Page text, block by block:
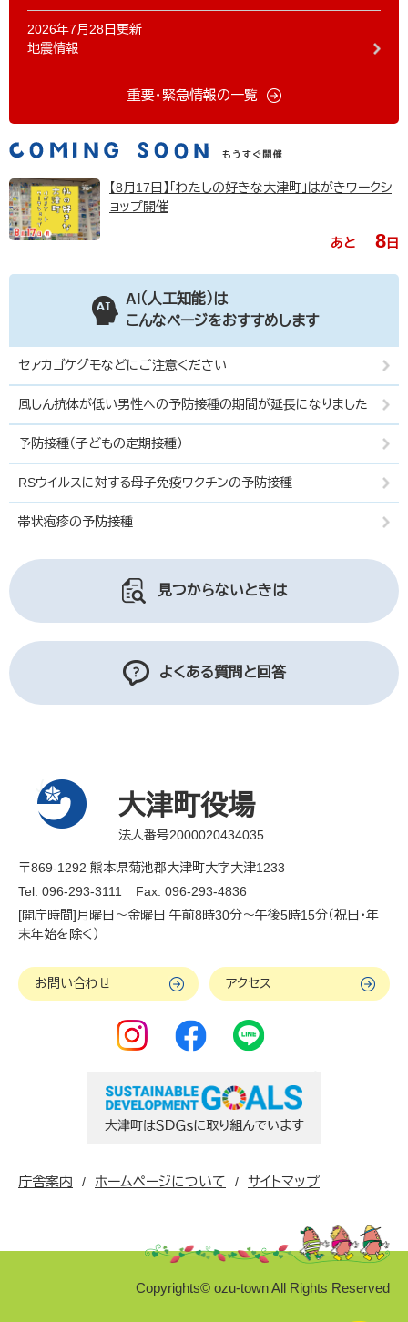
2026年7月28日更新
地震情報
重要・緊急情報の一覧
【8月17日】「わたしの好きな大津町」はがきワークシ
ョップ開催
あと 8日
AI（人工知能）は
こんなページをおすすめします
セアカゴケグモなどにご注意ください
風しん抗体が低い男性への予防接種の期間が延長になりました
予防接種（子どもの定期接種）
RSウイルスに対する母子免疫ワクチンの予防接種
帯状疱疹の予防接種
見つからないときは
よくある質問と回答
大津町役場
法人番号2000020434035
〒869-1292 熊本県菊池郡大津町大字大津1233
Tel. 096-293-3111
Fax. 096-293-4836
[開庁時間]月曜日～金曜日 午前8時30分～午後5時15分（祝日・年
末年始を除く）
お問い合わせ アクセス
庁舎案内 ホームページについて サイトマップ
Copyrights© ozu-town All Rights Reserved